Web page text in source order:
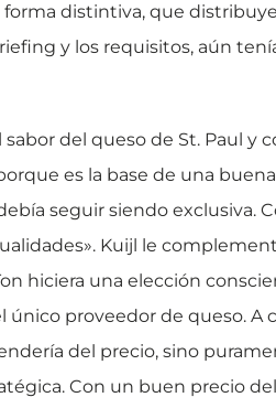
distintiva, que
y los requisitos, aún
sabor del queso de St. Paul
es la base de una
seguir siendo exclusiva.
Kuijl le
hiciera una elección
proveedor de queso. A
del precio, sino
Con un buen precio